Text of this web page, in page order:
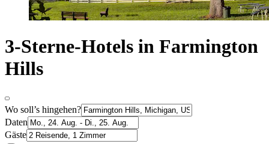
3-Sterne-Hotels in Farmington
Hills
Wo soll’s hingehen?
Daten
Gäste